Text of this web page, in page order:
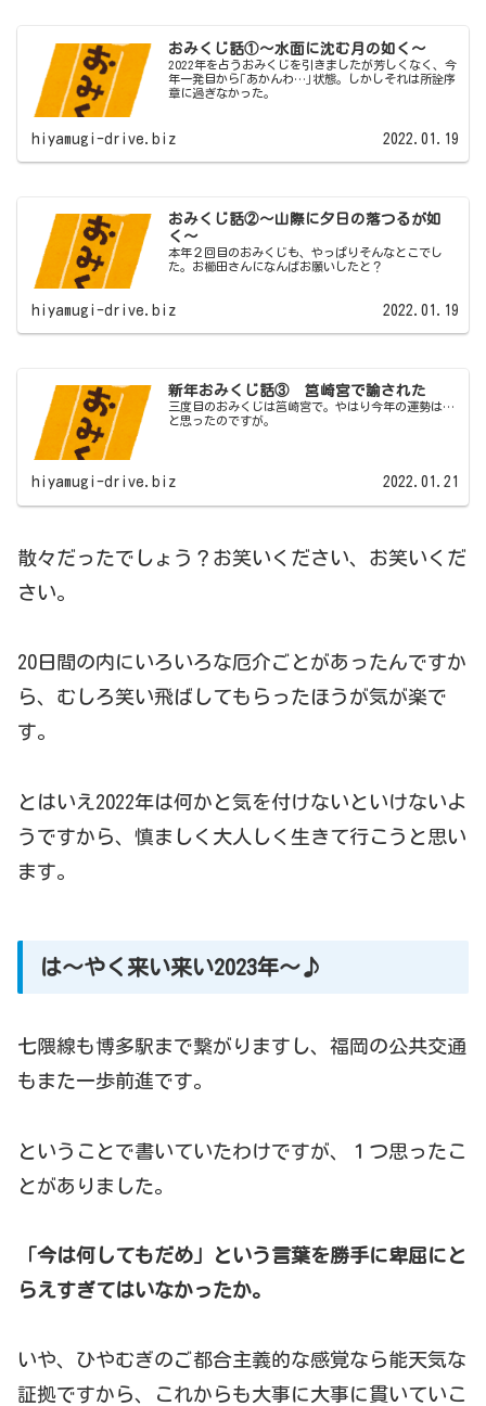
おみくじ話①〜水面に沈む月の如く〜
2022年を占うおみくじを引きましたが芳しくなく、今
年一発目から｢あかんわ…｣状態。しかしそれは所詮序
章に過ぎなかった。
hiyamugi-drive.biz 2022.01.19
おみくじ話②〜山際に夕日の落つるが如
く〜
本年２回目のおみくじも、やっぱりそんなとこでし
た。お櫛田さんになんばお願いしたと？
hiyamugi-drive.biz 2022.01.19
新年おみくじ話③ 筥崎宮で諭された
三度目のおみくじは筥崎宮で。やはり今年の運勢は…
と思ったのですが。
hiyamugi-drive.biz 2022.01.21
散々だったでしょう？お笑いください、お笑いくだ
さい。
20日間の内にいろいろな厄介ごとがあったんですか
ら、むしろ笑い飛ばしてもらったほうが気が楽で
す。
とはいえ2022年は何かと気を付けないといけないよ
うですから、慎ましく大人しく生きて行こうと思い
ます。
は～やく来い来い2023年～♪
七隈線も博多駅まで繋がりますし、福岡の公共交通
もまた一歩前進です。
ということで書いていたわけですが、１つ思ったこ
とがありました。
「今は何してもだめ」という言葉を勝手に卑屈にと
らえすぎてはいなかったか。
いや、ひやむぎのご都合主義的な感覚なら能天気な
証拠ですから、これからも大事に大事に貫いていこ